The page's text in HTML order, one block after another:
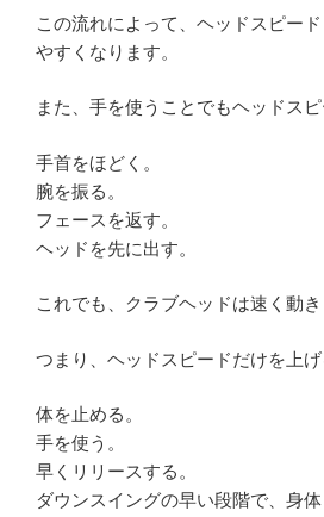
この流れによって、ヘッドスピー
やすくなります。
また、手を使うことでもヘッドスピ
手首をほどく。
腕を振る。
フェースを返す。
ヘッドを先に出す。
これでも、クラブヘッドは速く動き
つまり、ヘッドスピードだけを上げ
体を止める。
手を使う。
早くリリースする。
ダウンスイングの早い段階で、身